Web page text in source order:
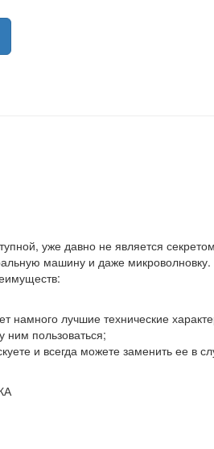
уже давно не является
машину и даже
намного лучшие технические
ним пользоваться;
и всегда можете заменить ее в